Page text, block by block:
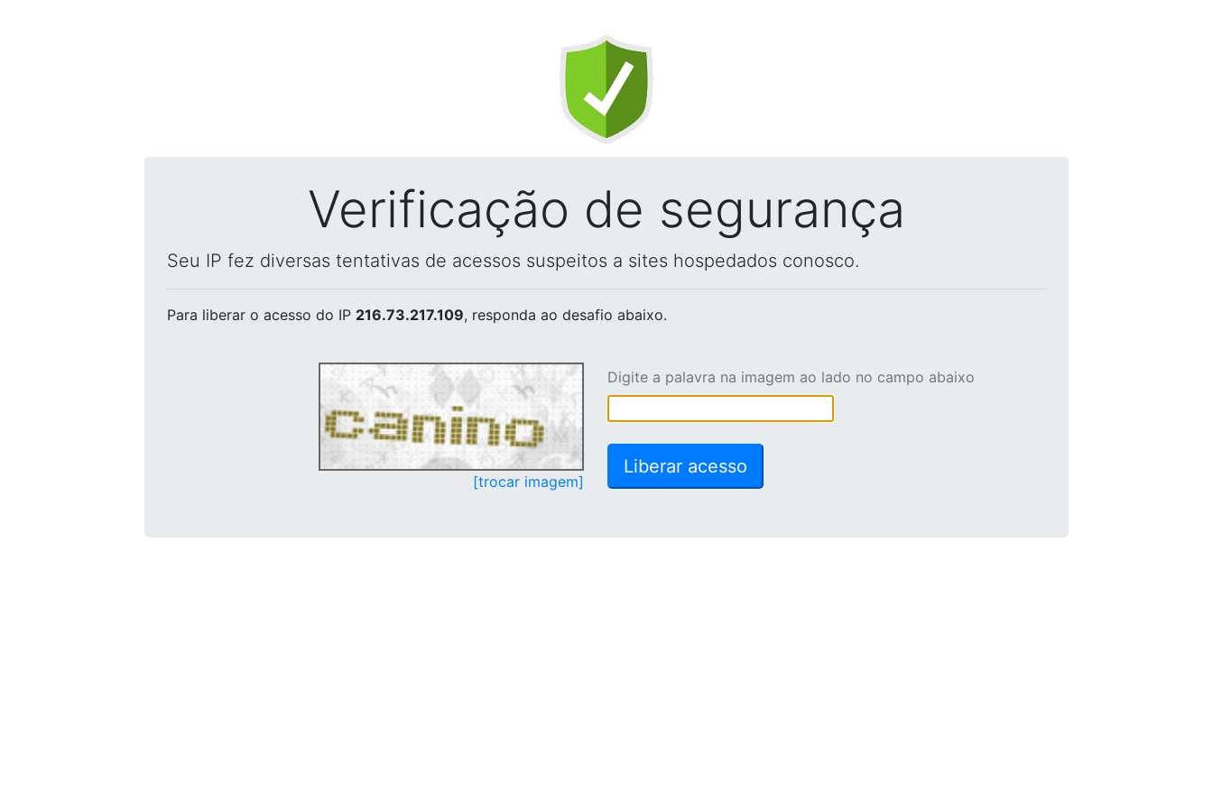
Verificação de segurança
Seu IP fez diversas tentativas de acessos suspeitos a sites hospedados conosco.
Para liberar o acesso do IP 216.73.217.109, responda ao desafio abaixo.
[trocar imagem]
Digite a palavra na imagem ao lado no campo abaixo